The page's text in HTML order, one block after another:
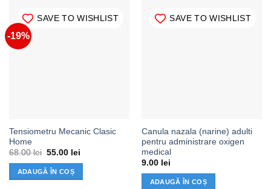
SAVE TO WISHLIST
-19%
Tensiometru Mecanic Clasic
Home
68.00lei Prețul
a
fost:
55.00 leiPrețul
ADAUGĂ ÎN COȘ
SAVE TO WISHLIST
Canula nazala (narine) adulti
pentru administrare oxigen
medical
9.00 lei
ADAUGĂ ÎN COȘ